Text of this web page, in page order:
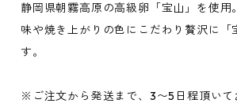
静岡県朝霧高原の高級卵「宝山」を使用。
味や焼き上がりの色にこだわり贅沢に「
す。
※ご注文から発送まで、3〜5日程頂いて